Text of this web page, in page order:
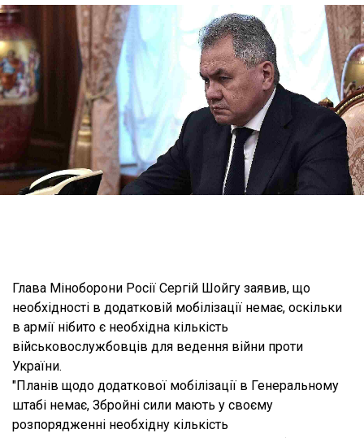
Глава Міноборони Росії Сергій Шойгу заявив, що
необхідності в додатковій мобілізації немає, оскільки
в армії нібито є необхідна кількість
військовослужбовців для ведення війни проти
України.
"Планів щодо додаткової мобілізації в Генеральному
штабі немає, Збройні сили мають у своєму
розпорядженні необхідну кількість